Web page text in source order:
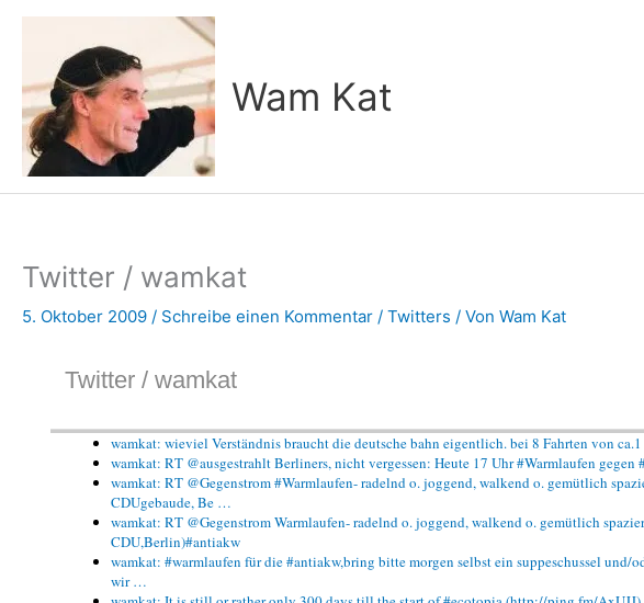
Zum
springen
Wam Kat
Twitter / wamkat
5. Oktober 2009 / Schreibe einen Kommentar / Twitters / Von Wam Kat
Twitter / wamkat
wamkat: wieviel Verständnis braucht die deutsche bahn eigentlich. bei 8 Fahrten von
wamkat: RT @ausgestrahlt Berliners, nicht vergessen: Heute 17 Uhr #Warmlaufen
wamkat: RT @Gegenstrom #Warmlaufen- radelnd o. joggend, walkend o. gemütlich
CDUgebaude, Be …
wamkat: RT @Gegenstrom Warmlaufen- radelnd o. joggend, walkend o. gemütlich
CDU,Berlin)#antiakw
wamkat: #warmlaufen für die #antiakw,bring bitte morgen selbst ein suppeschussel und/
wir …